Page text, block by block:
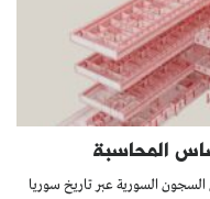
المحاسبة
السجون السورية عبر تاريخ سوريا